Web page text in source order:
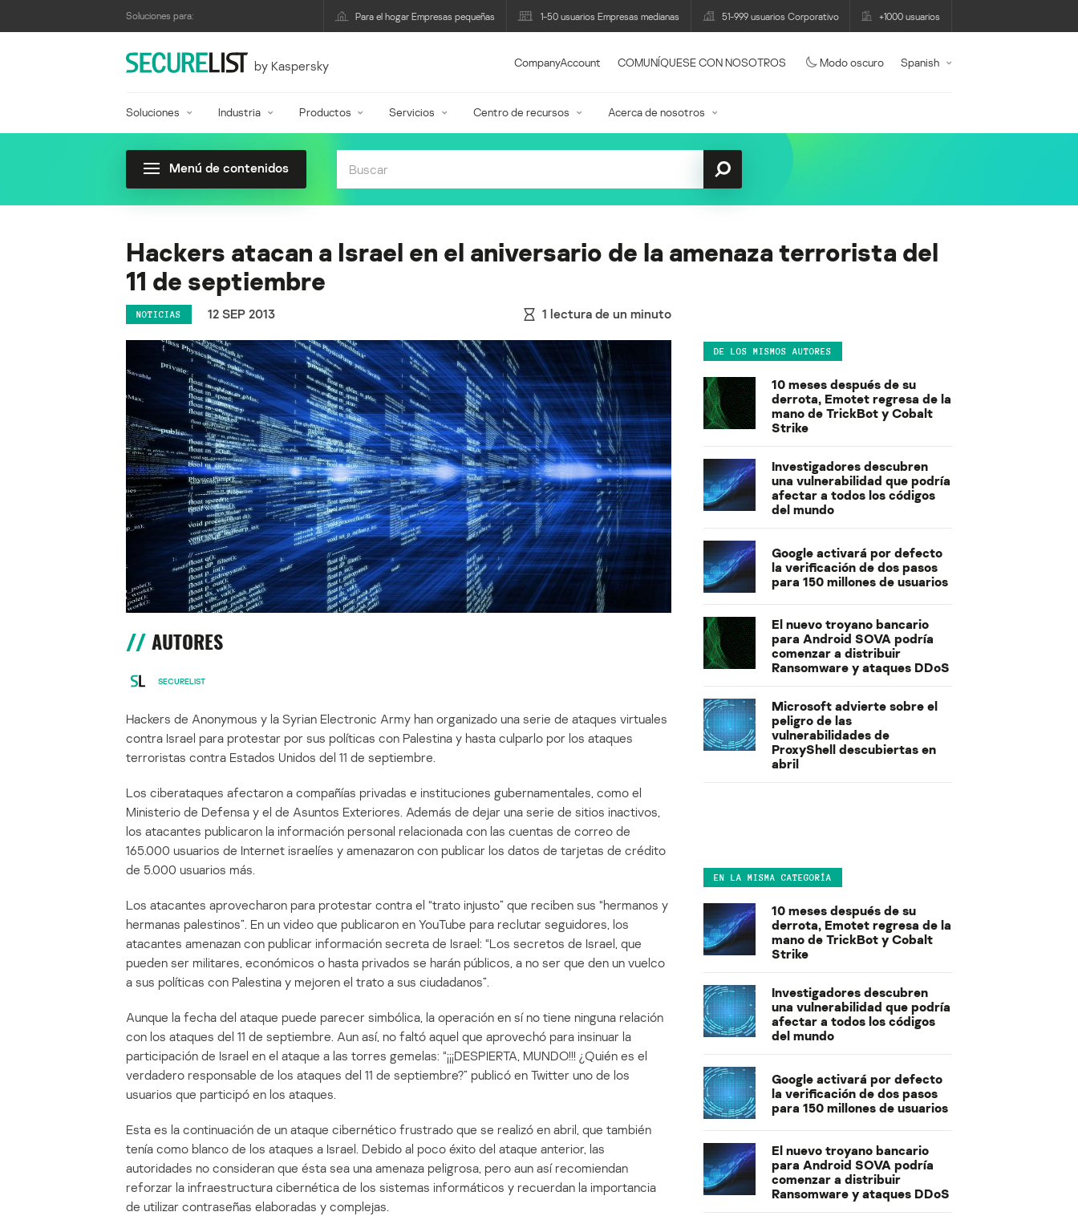
Soluciones para: Para el hogar Empresas pequeñas 1-50 usuarios Empresas medianas 51-999 usuarios Corporativo +1000 usuarios
by Kaspersky CompanyAccount COMUNÍQUESE CON NOSOTROS Modo oscuro Spanish
Soluciones Industria Productos Servicios Centro de recursos Acerca de nosotros
Menú de contenidos
Hackers atacan a Israel en el aniversario de la amenaza terrorista del
11 de septiembre
NOTICIAS 12 SEP 2013 1 lectura de un minuto
AUTORES
SECURELIST
Hackers de Anonymous y la Syrian Electronic Army han organizado una serie de ataques virtuales
contra Israel para protestar por sus políticas con Palestina y hasta culparlo por los ataques
terroristas contra Estados Unidos del 11 de septiembre.
Los ciberataques afectaron a compañías privadas e instituciones gubernamentales, como el
Ministerio de Defensa y el de Asuntos Exteriores. Además de dejar una serie de sitios inactivos,
los atacantes publicaron la información personal relacionada con las cuentas de correo de
165.000 usuarios de Internet israelíes y amenazaron con publicar los datos de tarjetas de crédito
de 5.000 usuarios más.
Los atacantes aprovecharon para protestar contra el “trato injusto” que reciben sus “hermanos y
hermanas palestinos”. En un video que publicaron en YouTube para reclutar seguidores, los
atacantes amenazan con publicar información secreta de Israel: “Los secretos de Israel, que
pueden ser militares, económicos o hasta privados se harán públicos, a no ser que den un vuelco
a sus políticas con Palestina y mejoren el trato a sus ciudadanos”.
Aunque la fecha del ataque puede parecer simbólica, la operación en sí no tiene ninguna relación
con los ataques del 11 de septiembre. Aun así, no faltó aquel que aprovechó para insinuar la
participación de Israel en el ataque a las torres gemelas: “¡¡¡DESPIERTA, MUNDO!!! ¿Quién es el
verdadero responsable de los ataques del 11 de septiembre?” publicó en Twitter uno de los
usuarios que participó en los ataques.
Esta es la continuación de un ataque cibernético frustrado que se realizó en abril, que también
tenía como blanco de los ataques a Israel. Debido al poco éxito del ataque anterior, las
autoridades no consideran que ésta sea una amenaza peligrosa, pero aun así recomiendan
reforzar la infraestructura cibernética de los sistemas informáticos y recuerdan la importancia
de utilizar contraseñas elaboradas y complejas.
DE LOS MISMOS AUTORES
10 meses después de su
derrota, Emotet regresa de la
mano de TrickBot y Cobalt
Strike
Investigadores descubren
una vulnerabilidad que podría
afectar a todos los códigos
del mundo
Google activará por defecto
la verificación de dos pasos
para 150 millones de usuarios
El nuevo troyano bancario
para Android SOVA podría
comenzar a distribuir
Ransomware y ataques DDoS
Microsoft advierte sobre el
peligro de las
vulnerabilidades de
ProxyShell descubiertas en
abril
EN LA MISMA CATEGORÍA
10 meses después de su
derrota, Emotet regresa de la
mano de TrickBot y Cobalt
Strike
Investigadores descubren
una vulnerabilidad que podría
afectar a todos los códigos
del mundo
Google activará por defecto
la verificación de dos pasos
para 150 millones de usuarios
El nuevo troyano bancario
para Android SOVA podría
comenzar a distribuir
Ransomware y ataques DDoS